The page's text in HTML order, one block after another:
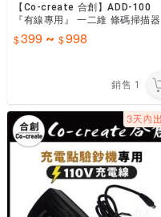
【Co-create 合創】ADD-100
『有線專用』 一二維 條碼掃描器
行動支付 手機發票載具 掃描槍 掃
描器
399 ~ 998
銷售 1